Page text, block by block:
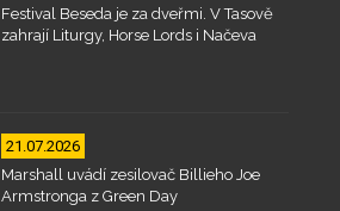
Festival Beseda je za dveřmi. V Tasově
zahrají Liturgy, Horse Lords i Načeva
21.07.2026
Marshall uvádí zesilovač Billieho Joe
Armstronga z Green Day